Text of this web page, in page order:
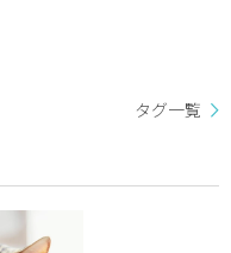
タグ一覧